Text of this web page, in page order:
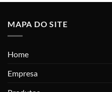
MAPA DO SITE
Home
Empresa